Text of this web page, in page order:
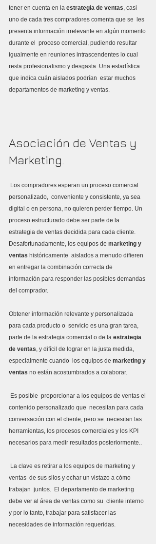
tener en cuenta en la estrategia de ventas, casi
uno de cada tres compradores comenta que se  les
presenta información irrelevante en algún momento
durante el  proceso comercial, pudiendo resultar
igualmente en reuniones intrascendentes lo cual
resta profesionalismo y desgasta. Una estadística
que indica cuán aislados podrían  estar muchos
departamentos de marketing y ventas.
Asociación de Ventas y
Marketing.
personalizado,  conveniente y consistente, ya sea
digital o en persona, no quieren perder tiempo. Un
proceso estructurado debe ser parte de la
estrategia de ventas decidida para cada cliente.
Desafortunadamente, los equipos de marketing y
ventas históricamente  aislados a menudo difieren
en entregar la combinación correcta de
información para responder las posibles demandas
del comprador.
Obtener información relevante y personalizada
para cada producto o  servicio es una gran tarea,
parte de la estrategia comercial o de la estrategia
de ventas, y difícil de lograr en la justa medida,
especialmente cuando  los equipos de marketing y
ventas no están acostumbrados a colaborar.
contenido personalizado que  necesitan para cada
conversación con el cliente, pero se  necesitan las
herramientas, los procesos comerciales y los KPI
necesarios para medir resultados posteriormente..
ventas  de sus silos y echar un vistazo a cómo
trabajan  juntos.  El departamento de marketing
debe ver al área de ventas como su  cliente interno
y por lo tanto, trabajar para satisfacer las
necesidades de información requeridas.